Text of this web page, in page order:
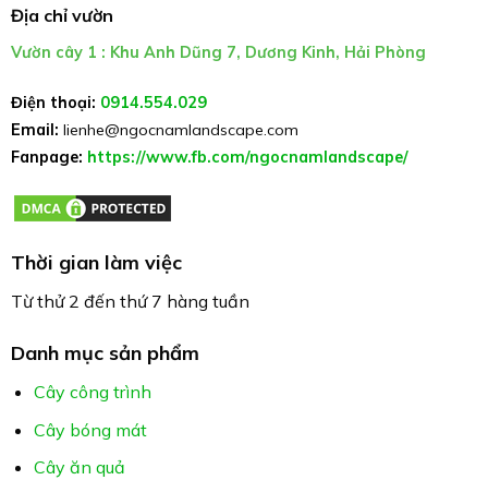
Địa chỉ vườn
Vườn cây 1 : Khu Anh Dũng 7, Dương Kinh, Hải Phòng
Điện thoại: 0914.554.029
Email: lienhe@ngocnamlandscape.com
Fanpage: https://www.fb.com/ngocnamlandscape/
Thời gian làm việc
Từ thử 2 đến thứ 7 hàng tuần
Danh mục sản phẩm
Cây công trình
Cây bóng mát
Cây ăn quả